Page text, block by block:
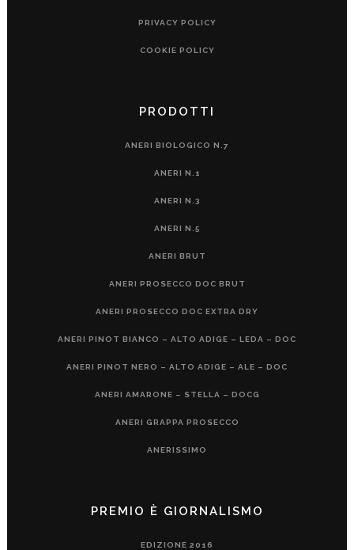
PRIVACY POLICY
COOKIE POLICY
PRODOTTI
ANERI BIOLOGICO N.7
ANERI N.1
ANERI N.3
ANERI N.5
ANERI BRUT
ANERI PROSECCO DOC BRUT
ANERI PROSECCO DOC EXTRA DRY
ANERI PINOT BIANCO – ALTO ADIGE – LEDA – DOC
ANERI PINOT NERO – ALTO ADIGE – ALE – DOC
ANERI AMARONE – STELLA – DOCG
ANERI GRAPPA PROSECCO
ANERISSIMO
PREMIO È GIORNALISMO
EDIZIONE 2016